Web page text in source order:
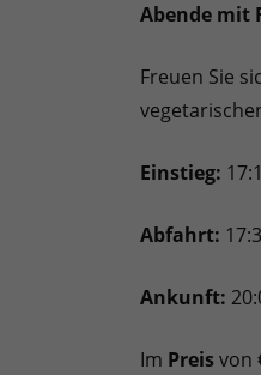
Abende mit
Freuen Sie
Einstieg:
Abfahrt:
Ankunft:
Im Preisvon